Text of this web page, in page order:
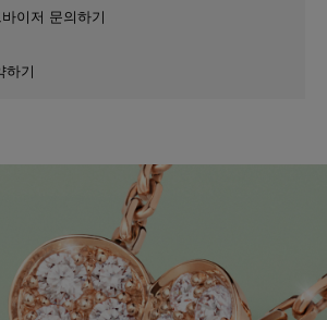
이저 문의하기
하기